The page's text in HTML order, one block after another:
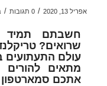
אפריל 13, 2020 / 0 תגובות /
חשבתם תמיד
שרואים?
עולם התעתועים
מתאים להורים
אתכם